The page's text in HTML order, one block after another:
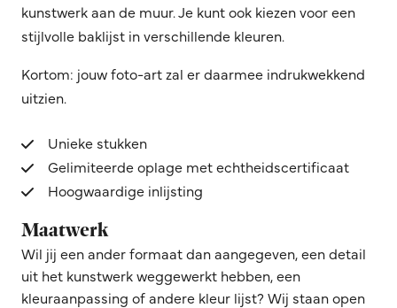
kunstwerk aan de muur. Je kunt ook kiezen voor een
stijlvolle baklijst in verschillende kleuren.
Kortom: jouw foto-art zal er daarmee indrukwekkend
uitzien.
Unieke stukken
Gelimiteerde oplage met echtheidscertificaat
Hoogwaardige inlijsting
Maatwerk
Wil jij een ander formaat dan aangegeven, een detail
uit het kunstwerk weggewerkt hebben, een
kleuraanpassing of andere kleur lijst? Wij staan open